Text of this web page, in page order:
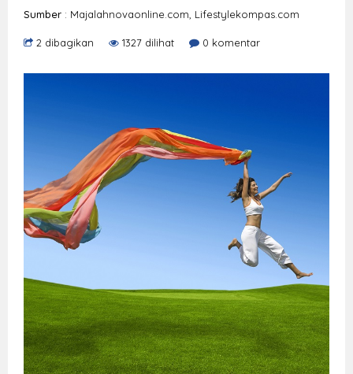
Sumber : Majalahnovaonline.com, Lifestylekompas.com
2 dibagikan 1327 dilihat 0 komentar